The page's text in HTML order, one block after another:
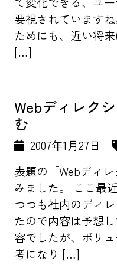
要視されています
ためにも、近い将
[…]
Webディレク
む
2007年1月27日
表題の「Webディ
みました。 ここ最
つつも社内のディ
たので内容は予想
容でしたが、ボリ
考になり […]